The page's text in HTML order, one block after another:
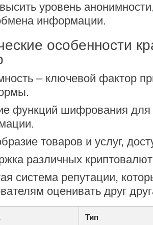
уровень
информации.
особенности
– ключевой фактор
функций шифрования
товаров и услуг,
различных
система репутации,
оценивать друг
Тип